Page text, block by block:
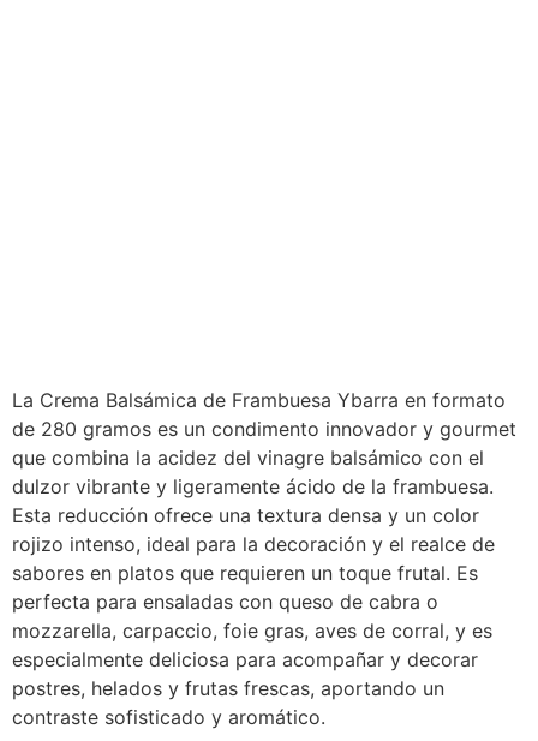
La Crema Balsámica de Frambuesa Ybarra en formato
de 280 gramos es un condimento innovador y gourmet
que combina la acidez del vinagre balsámico con el
dulzor vibrante y ligeramente ácido de la frambuesa.
Esta reducción ofrece una textura densa y un color
rojizo intenso, ideal para la decoración y el realce de
sabores en platos que requieren un toque frutal. Es
perfecta para ensaladas con queso de cabra o
mozzarella, carpaccio, foie gras, aves de corral, y es
especialmente deliciosa para acompañar y decorar
postres, helados y frutas frescas, aportando un
contraste sofisticado y aromático.